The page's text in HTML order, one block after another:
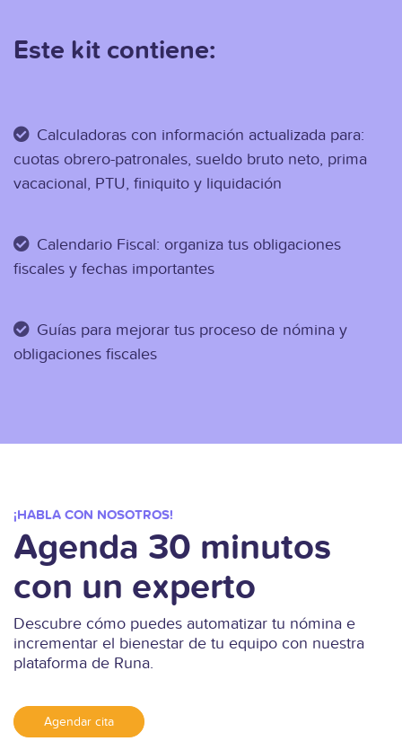
Este kit contiene:
Calculadoras con información actualizada para:
cuotas obrero-patronales, sueldo bruto neto, prima
vacacional, PTU, finiquito y liquidación
Calendario Fiscal: organiza tus obligaciones
fiscales y fechas importantes
Guías para mejorar tus proceso de nómina y
obligaciones fiscales
¡HABLA CON NOSOTROS!
Agenda 30 minutos
con un experto
Descubre cómo puedes automatizar tu nómina e
incrementar el bienestar de tu equipo con nuestra
plataforma de Runa.
Agendar cita